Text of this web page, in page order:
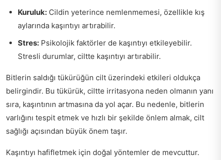
Kuruluk: Cildin yeterince nemlenmemesi, özellikle kış
aylarında kaşıntıyı artırabilir.
Stres: Psikolojik faktörler de kaşıntıyı etkileyebilir.
Stresli durumlar, ciltte kaşıntıyı artırabilir.
Bitlerin saldığı tükürüğün cilt üzerindeki etkileri oldukça
belirgindir. Bu tükürük, ciltte irritasyona neden olmanın yanı
sıra, kaşıntının artmasına da yol açar. Bu nedenle, bitlerin
varlığını tespit etmek ve hızlı bir şekilde önlem almak, cilt
sağlığı açısından büyük önem taşır.
Kaşıntıyı hafifletmek için doğal yöntemler de mevcuttur.